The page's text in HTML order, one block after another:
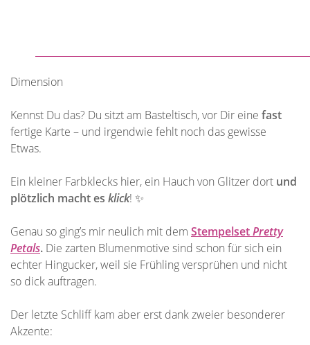
Dimension
Kennst Du das? Du sitzt am Basteltisch, vor Dir eine fast
fertige Karte – und irgendwie fehlt noch das gewisse
Etwas.
Ein kleiner Farbklecks hier, ein Hauch von Glitzer dort und
plötzlich macht es klick! ✨
Genau so ging’s mir neulich mit dem StempelsetPretty
Petals. Die zarten Blumenmotive sind schon für sich ein
echter Hingucker, weil sie Frühling versprühen und nicht
so dick auftragen.
Der letzte Schliff kam aber erst dank zweier besonderer
Akzente: